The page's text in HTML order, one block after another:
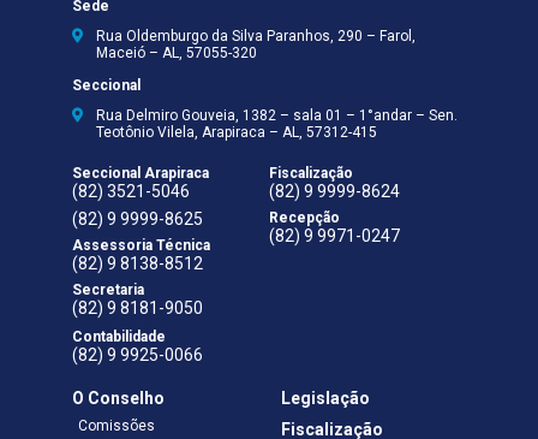
Sede
Rua Oldemburgo da Silva Paranhos, 290 – Farol,
Maceió – AL, 57055-320
Seccional
Rua Delmiro Gouveia, 1382 – sala 01 – 1°andar – Sen.
Teotônio Vilela, Arapiraca – AL, 57312-415
Seccional Arapiraca
(82) 3521-5046
(82) 9 9999-8625
Assessoria Técnica
(82) 9 8138-8512
Secretaria
(82) 9 8181-9050
Contabilidade
(82) 9 9925-0066
Fiscalização
(82) 9 9999-8624
Recepção
(82) 9 9971-0247
O Conselho
Comissões
Legislação
Fiscalização